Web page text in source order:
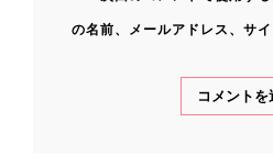
の名前、メールアドレス、サイ